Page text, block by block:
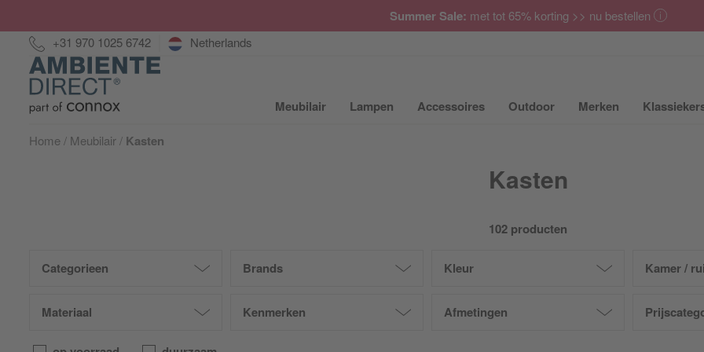
Summer Sale: met tot 65% korting >> nu bestellen
Hotline:
+31 970 1025 6742 Netherlands
Home
Meubilair Submenu van Meubilair uit- of inklappen
Lampen Submenu van Lampen uit- of inklappen
Accessoires Submenu van Accessoires uit- of
Outdoor Submenu van Outdoor
Merken Submenu
Home Meubilair Kasten
Kasten
102 producten
Categorieen Brands Kleur Kamer /
Materiaal Kenmerken Afmetingen